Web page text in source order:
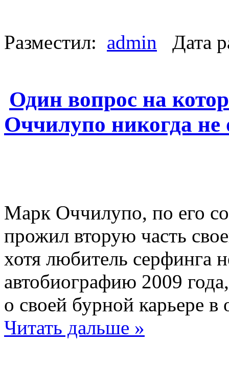
Разместил: admin Дата
Один вопрос на
Оччилупо никогда не
Марк Оччилупо, по его
прожил вторую часть
хотя любитель серфинга
автобиографию 2009
о своей бурной карьере в
Читать дальше »